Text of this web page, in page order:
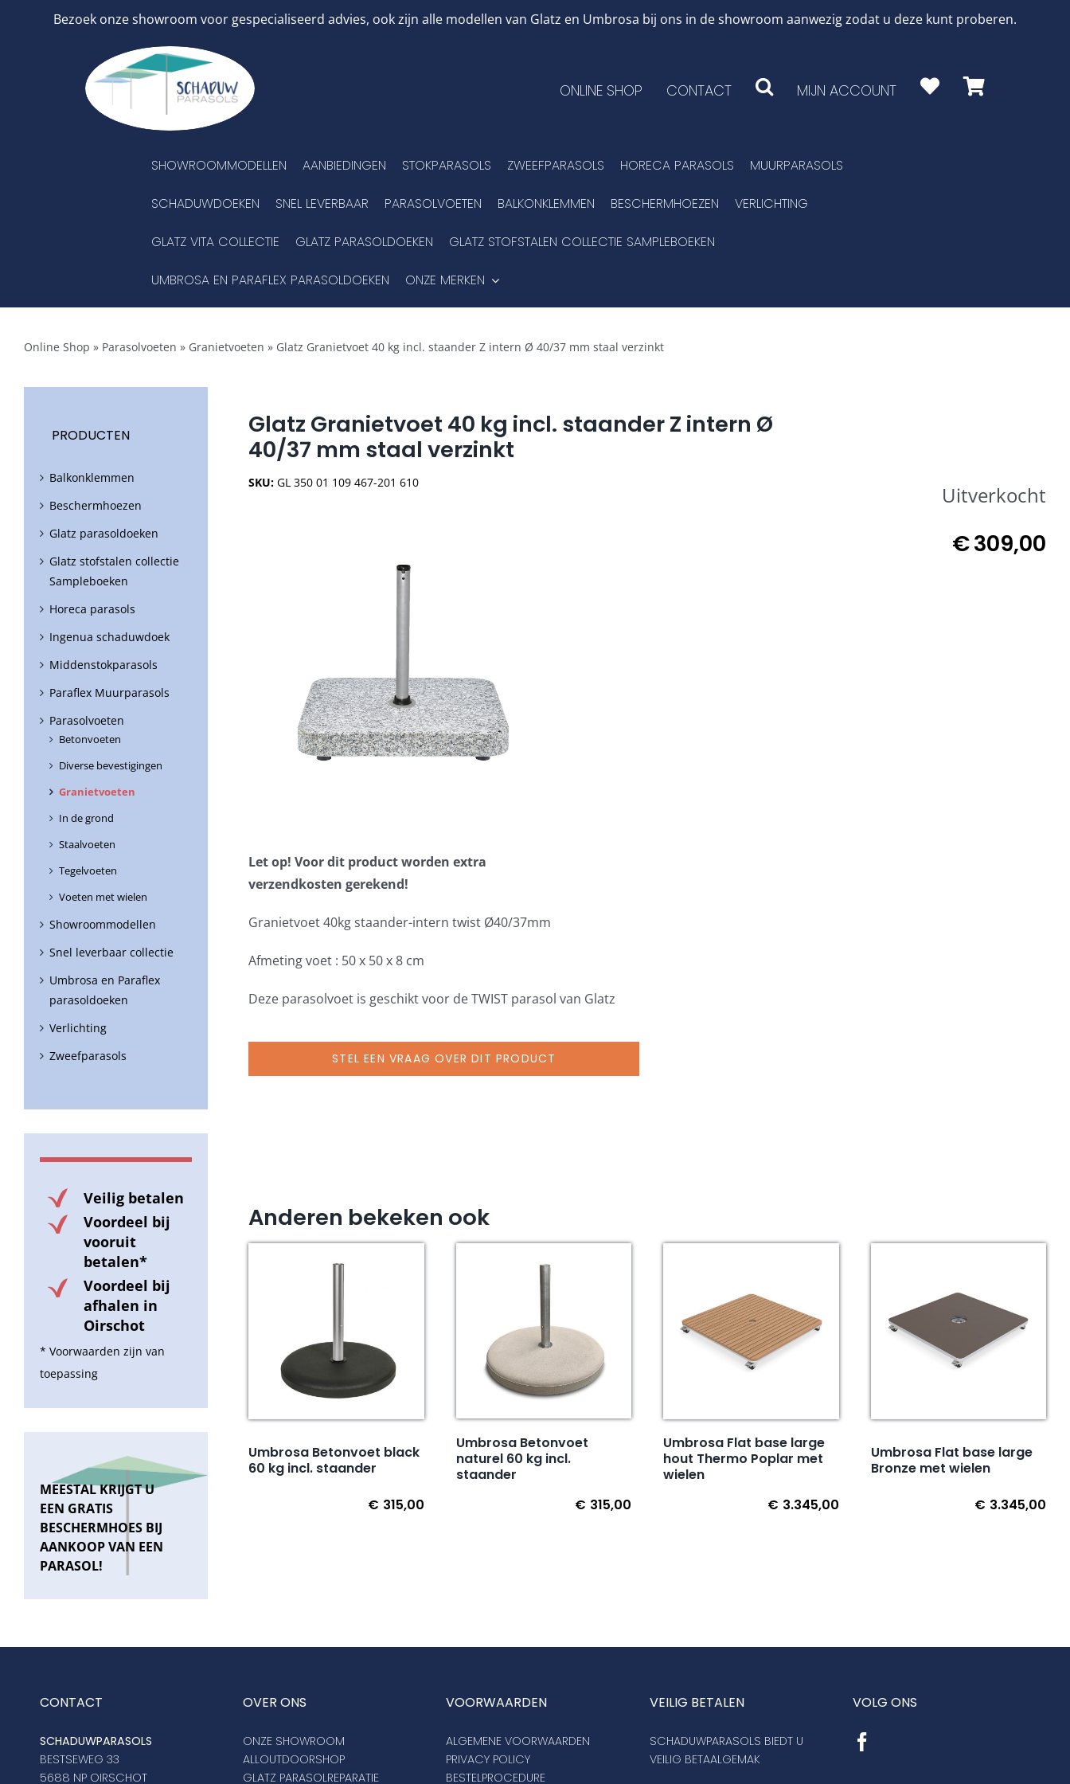
Bezoek onze showroom voor gespecialiseerd advies, ook zijn alle modellen van Glatz en Umbrosa bij ons in de showroom aanwezig zodat u deze kunt proberen.
ONLINE SHOP CONTACT MIJN ACCOUNT
SHOWROOMMODELLEN AANBIEDINGEN STOKPARASOLS ZWEEFPARASOLS HORECA PARASOLS MUURPARASOLS
SCHADUWDOEKEN SNEL LEVERBAAR PARASOLVOETEN BALKONKLEMMEN BESCHERMHOEZEN VERLICHTING
GLATZ VITA COLLECTIE GLATZ PARASOLDOEKEN GLATZ STOFSTALEN COLLECTIE SAMPLEBOEKEN
UMBROSA EN PARAFLEX PARASOLDOEKEN ONZE MERKEN
Online Shop » Parasolvoeten » Granietvoeten » Glatz Granietvoet 40 kg incl. staander Z intern Ø 40/37 mm staal verzinkt
Glatz Granietvoet 40 kg incl. staander Z intern Ø
40/37 mm staal verzinkt
SKU:GL 350 01 109 467-201 610
Let op! Voor dit product worden extra
verzendkosten gerekend!
Uitverkocht
€309,00
Granietvoet 40kg staander-intern twist Ø40/37mm
Afmeting voet : 50 x 50 x 8 cm
Deze parasolvoet is geschikt voor de TWIST parasol van Glatz
STEL EEN VRAAG OVER DIT PRODUCT
Anderen bekeken ook
Umbrosa Betonvoet black
60 kg incl. staander
€ 315,00
Umbrosa Betonvoet
naturel 60 kg incl.
staander
€ 315,00
Umbrosa Flat base large
hout Thermo Poplar met
wielen
€ 3.345,00
Umbrosa Flat base large
Bronze met wielen
€ 3.345,00
PRODUCTEN
Balkonklemmen
Beschermhoezen
Glatz parasoldoeken
Glatz stofstalen collectie
Sampleboeken
Horeca parasols
Ingenua schaduwdoek
Middenstokparasols
Paraflex Muurparasols
Parasolvoeten
Betonvoeten
Diverse bevestigingen
Granietvoeten
In de grond
Staalvoeten
Tegelvoeten
Voeten met wielen
Showroommodellen
Snel leverbaar collectie
Umbrosa en Paraflex
parasoldoeken
Verlichting
Zweefparasols
Veilig betalen
Voordeel bij
vooruit
betalen*
Voordeel bij
afhalen in
Oirschot
* Voorwaarden zijn van
toepassing
MEESTAL KRIJGT U
EEN GRATIS
BESCHERMHOES BIJ
AANKOOP VAN EEN
PARASOL!
CONTACT
SCHADUWPARASOLS
BESTSEWEG 33
5688 NP OIRSCHOT
OVER ONS
ONZE SHOWROOM
ALLOUTDOORSHOP
GLATZ PARASOLREPARATIE
VOORWAARDEN
ALGEMENE VOORWAARDEN
PRIVACY POLICY
BESTELPROCEDURE
VEILIG BETALEN
SCHADUWPARASOLS BIEDT U
VEILIG BETAALGEMAK
VOLG ONS